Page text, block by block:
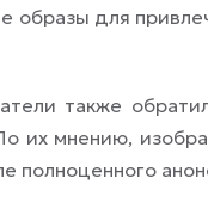
образы для
также
их мнению,
полноценного